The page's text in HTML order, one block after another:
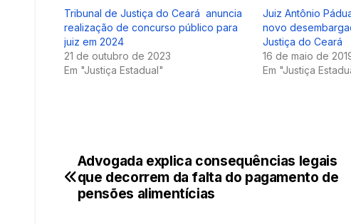
Tribunal de Justiça do Ceará anuncia
realização de concurso público para
juiz em 2024
21 de outubro de 2023
Em "Justiça Estadual"
Juiz Antônio
novo
Justiça do Ceará
16 de maio de
Em "Justiça
Navegação
de
Advogada explica consequências legais
que decorrem da falta do pagamento de
pensões alimentícias